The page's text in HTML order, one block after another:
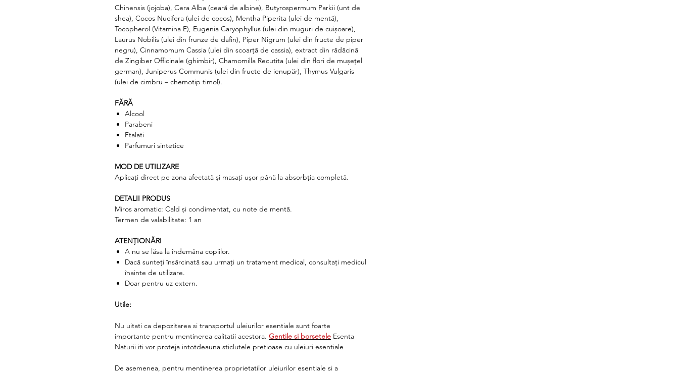
Chinensis (jojoba), Cera Alba (ceară de albine), Butyrospermum Parkii (unt de
shea), Cocos Nucifera (ulei de cocos), Mentha Piperita (ulei de mentă),
Tocopherol (Vitamina E), Eugenia Caryophyllus (ulei din muguri de cuișoare),
Laurus Nobilis (ulei din frunze de dafin), Piper Nigrum (ulei din fructe de piper
negru), Cinnamomum Cassia (ulei din scoarță de cassia), extract din rădăcină
de Zingiber Officinale (ghimbir), Chamomilla Recutita (ulei din flori de mușețel
german), Juniperus Communis (ulei din fructe de ienupăr), Thymus Vulgaris
(ulei de cimbru – chemotip timol).
FĂRĂ
Alcool
Parabeni
Ftalati
Parfumuri sintetice
MOD DE UTILIZARE
Aplicați direct pe zona afectată și masați ușor până la absorbția completă.
DETALII PRODUS
Miros aromatic: Cald și condimentat, cu note de mentă.
Termen de valabilitate: 1 an
ATENȚIONĂRI
A nu se lăsa la îndemâna copiilor.
Dacă sunteți însărcinată sau urmați un tratament medical, consultați medicul
înainte de utilizare.
Doar pentru uz extern.
Utile:
Nu uitati ca depozitarea si transportul uleiurilor esentiale sunt foarte
importante pentru mentinerea calitatii acestora. Gentile si borsetele Esenta
Naturii iti vor proteja intotdeauna sticlutele pretioase cu uleiuri esentiale
De asemenea, pentru mentinerea proprietatilor uleiurilor esentiale si a